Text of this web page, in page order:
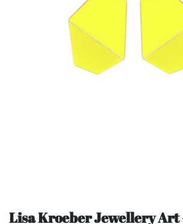
Lisa Kroeber Jewellery Art